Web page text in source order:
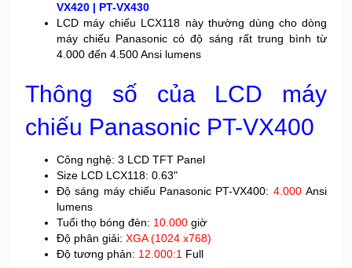
VX420 | PT-VX430
LCD máy chiếu LCX118 này thường dùng cho dòng
máy chiếu Panasonic có độ sáng rất trung bình từ
4.000 đến 4.500 Ansi lumens
Thông số của LCD máy
chiếu Panasonic PT-VX400
Công nghệ: 3 LCD TFT Panel
Size LCD LCX118: 0.63"
Độ sáng máy chiếu Panasonic PT-VX400: 4.000Ansi
lumens
Tuổi thọ bóng đèn: 10.000 giờ
Độ phân giải: XGA (1024 x768)
Độ tương phản: 12.000:1 Full